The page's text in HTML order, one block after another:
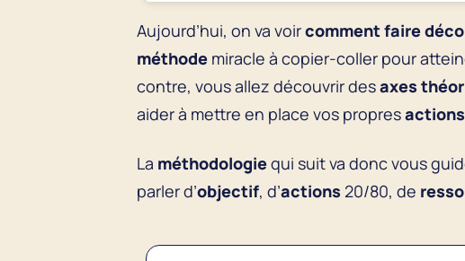
Aujourd’hui, on va voircomment faire
méthode miracle à copier-coller pour
contre, vous allez découvrir desaxes
aider à mettre en place vos propresactions
La méthodologiequi suit va donc vous
parler d’objectif, d’actions 20/80, de